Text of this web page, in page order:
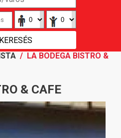
/ LA BODEGA BISTRO &
& CAFE